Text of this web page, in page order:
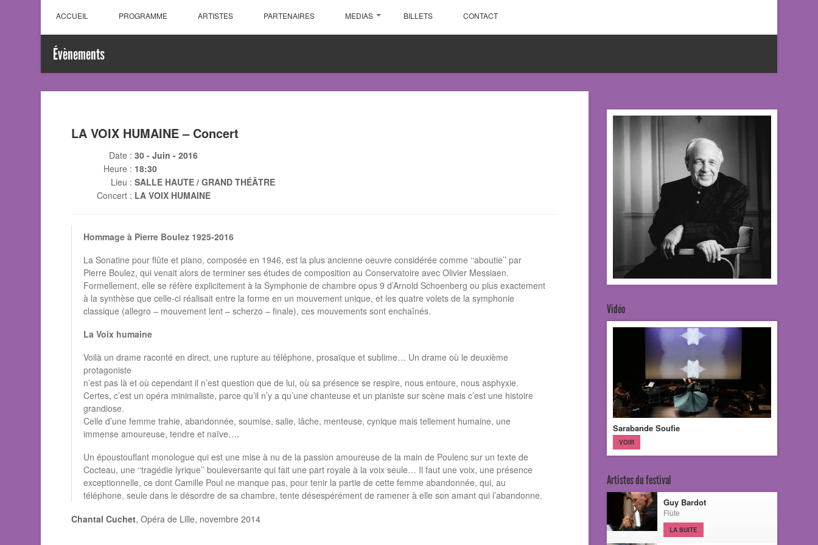
ACCUEIL PROGRAMME ARTISTES PARTENAIRES MEDIAS BILLETS CONTACT
Évènements
LA VOIX HUMAINE – Concert
Date : 30 - Juin - 2016
Heure : 18:30
Lieu : SALLE HAUTE / GRAND THÉÂTRE
Concert : LA VOIX HUMAINE
Hommage à Pierre Boulez 1925-2016
La Sonatine pour flûte et piano, composée en 1946, est la plus ancienne oeuvre considérée comme ‘‘aboutie’’ par
Pierre Boulez, qui venait alors de terminer ses études de composition au Conservatoire avec Olivier Messiaen.
Formellement, elle se réfère explicitement à la Symphonie de chambre opus 9 d’Arnold Schoenberg ou plus exactement
à la synthèse que celle-ci réalisait entre la forme en un mouvement unique, et les quatre volets de la symphonie
classique (allegro – mouvement lent – scherzo – finale), ces mouvements sont enchaînés.
La Voix humaine
Voilà un drame raconté en direct, une rupture au téléphone, prosaïque et sublime… Un drame où le deuxième
protagoniste
n’est pas là et où cependant il n’est question que de lui, où sa présence se respire, nous entoure, nous asphyxie.
Certes, c’est un opéra minimaliste, parce qu’il n’y a qu’une chanteuse et un pianiste sur scène mais c’est une histoire
grandiose.
Celle d’une femme trahie, abandonnée, soumise, salie, lâche, menteuse, cynique mais tellement humaine, une
immense amoureuse, tendre et naïve….
Un époustouflant monologue qui est une mise à nu de la passion amoureuse de la main de Poulenc sur un texte de
Cocteau, une ‘‘tragédie lyrique’’ bouleversante qui fait une part royale à la voix seule… Il faut une voix, une présence
exceptionnelle, ce dont Camille Poul ne manque pas, pour tenir la partie de cette femme abandonnée, qui, au
téléphone, seule dans le désordre de sa chambre, tente désespérément de ramener à elle son amant qui l’abandonne.
Chantal Cuchet, Opéra de Lille, novembre 2014
Vidéo
Sarabande Soufie
VOIR
Artistes du festival
Guy Bardot
Flûte
LA SUITE